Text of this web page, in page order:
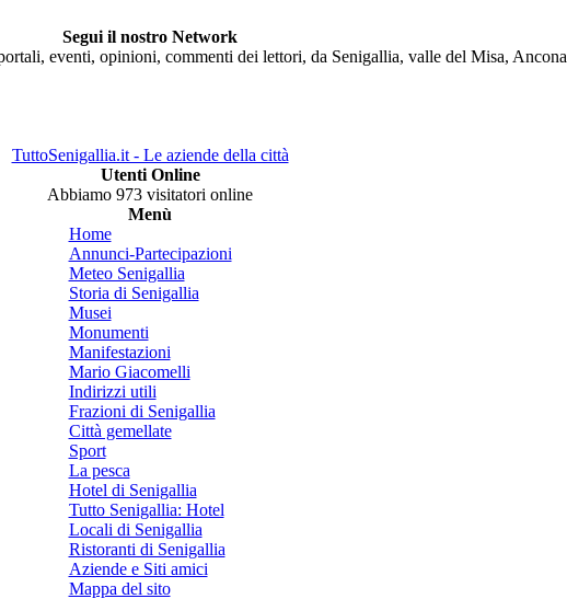
Segui il nostro Network
eventi, opinioni, commenti dei lettori, da Senigallia, valle del Misa, Ancona
TuttoSenigallia.it - Le aziende della città
Utenti Online
Abbiamo 973 visitatori online
Menù
Home
Annunci-Partecipazioni
Meteo Senigallia
Storia di Senigallia
Musei
Monumenti
Manifestazioni
Mario Giacomelli
Indirizzi utili
Frazioni di Senigallia
Città gemellate
Sport
La pesca
Hotel di Senigallia
Tutto Senigallia: Hotel
Locali di Senigallia
Ristoranti di Senigallia
Aziende e Siti amici
Mappa del sito